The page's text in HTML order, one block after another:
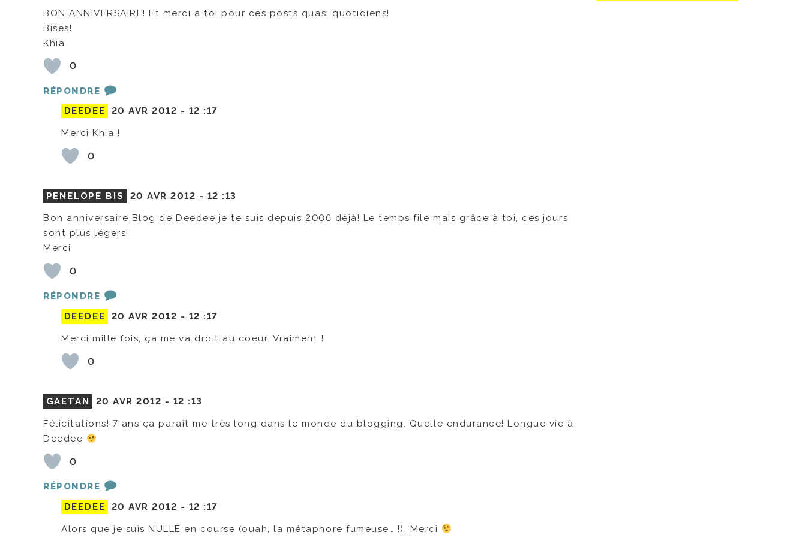
BON ANNIVERSAIRE! Et merci à toi pour ces posts quasi quotidiens!
Bises!
Khia
0
RÉPONDRE
DEEDEE
20 AVR 2012 - 12 :17
Merci Khia !
0
PENELOPE BIS 20 AVR 2012 - 12 :13
Bon anniversaire Blog de Deedee je te suis depuis 2006 déjà! Le temps file mais grâce à toi, ces jours
sont plus légers!
Merci
0
RÉPONDRE
DEEDEE
20 AVR 2012 - 12 :17
Merci mille fois, ça me va droit au coeur. Vraiment !
0
GAETAN 20 AVR 2012 - 12 :13
Félicitations! 7 ans ça parait me très long dans le monde du blogging. Quelle endurance! Longue vie à
Deedee
0
RÉPONDRE
DEEDEE
20 AVR 2012 - 12 :17
Alors que je suis NULLE en course (ouah, la métaphore fumeuse… !). Merci